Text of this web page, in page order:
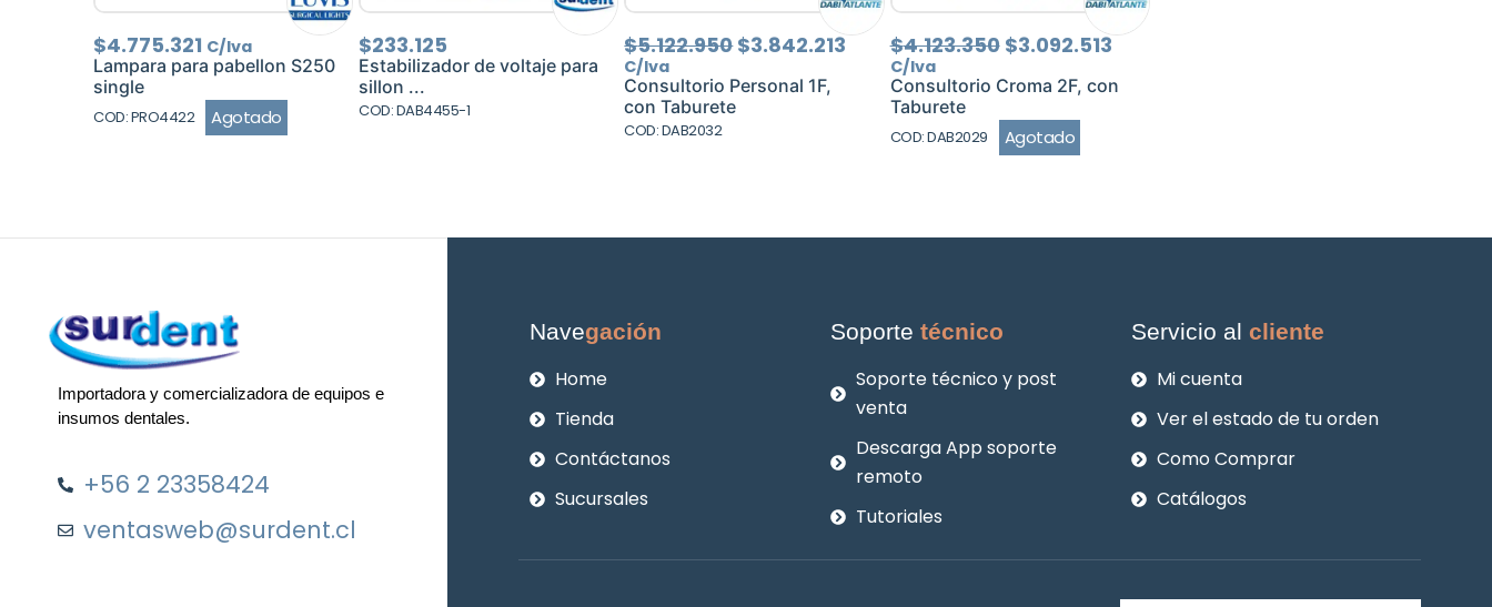
$4.775.321 C/Iva
Lampara para pabellon S250
single
COD: PRO4422 Agotado
$233.125
Estabilizador de voltaje para
sillon ...
COD: DAB4455-1
$5.122.950El
precio
original
$3.842.213 El
precio
actual
$3.842.213.
C/Iva
Consultorio Personal 1F,
con Taburete
COD: DAB2032
$4.123.350 El
precio
original
$4.123.350.
$3.092.513El
actual
C/Iva
Consultorio Croma 2F, con
Taburete
COD: DAB2029 Agotado
Importadora y comercializadora de equipos e
insumos dentales.
+56 2 23358424
ventasweb@surdent.cl
Navegación
Home
Tienda
Contáctanos
Sucursales
Soportetécnico
Soporte técnico y post
venta
Descarga App soporte
remoto
Tutoriales
Servicio alcliente
Mi cuenta
Ver el estado de tu orden
Como Comprar
Catálogos